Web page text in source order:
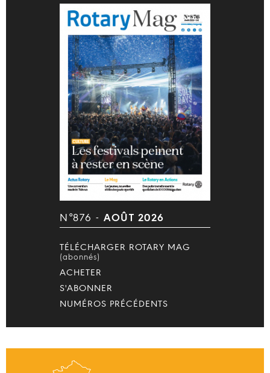
N°876 - AOÛT 2026
TÉLÉCHARGER ROTARY MAG
(abonnés)
ACHETER
S'ABONNER
NUMÉROS PRÉCÉDENTS